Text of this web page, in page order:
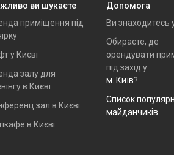
ви шукаєте
приміщення під
у Києві
залу для
в Києві
зал в Києві
в Києві
Допомога
Ви знаходитесь
Обираєте, де
орендувати
під захід у
м. Київ?
Список
майданчиків